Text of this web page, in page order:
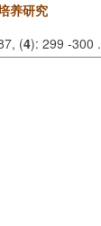
养研究
(4): 299 -300 .